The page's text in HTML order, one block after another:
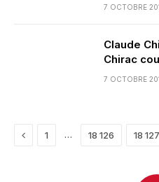
7 OCTOBRE
Claude
Chirac
7 OCTOBRE
Previous
1 … 18 126 18 127